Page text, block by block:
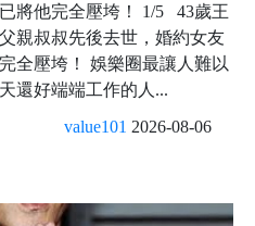
將他完全壓垮！ 1/5 43歲王
親叔叔先後去世，婚約女友
全壓垮！ 娛樂圈最讓人難以
還好端端工作的人...
value101 2026-08-06